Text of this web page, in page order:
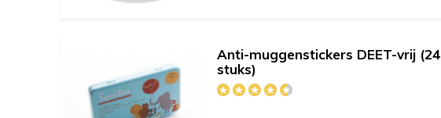
Anti-muggenstickers DEET-vrij (24
stuks)